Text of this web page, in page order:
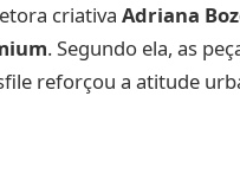
criativa Adriana
. Segundo ela, as
reforçou a atitude